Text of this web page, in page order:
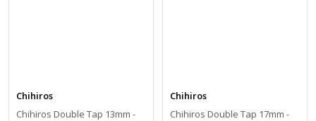
Chihiros
Chihiros Double Tap 13mm -
Chihiros
Chihiros Double Tap 17mm -